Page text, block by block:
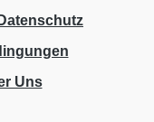
Datenschutz
Uns